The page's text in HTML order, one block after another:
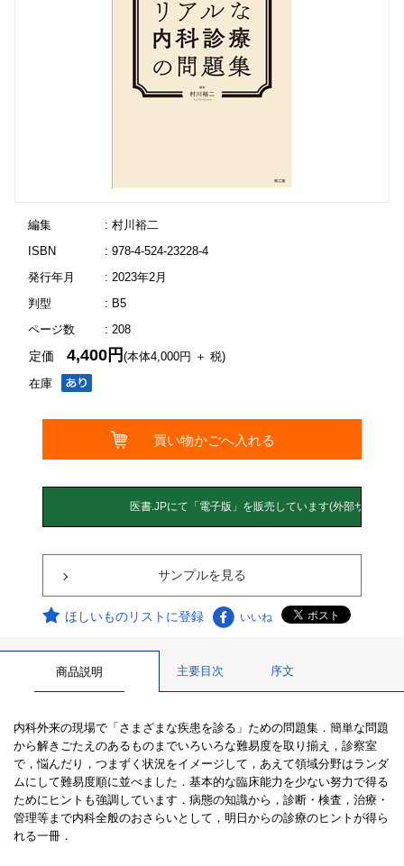
編集
: 村川裕二
ISBN
: 978-4-524-23228-4
発行年月
: 2023年2月
判型
: B5
ページ数
: 208
在庫
定価4,400円(本体4,000円 ＋ 税)
サンプルを見る
ほしいものリストに登録 いいね
商品説明 主要目次 序文
内科外来の現場で「さまざまな疾患を診る」ための問題集．簡単な問題
から解きごたえのあるものまでいろいろな難易度を取り揃え，診察室
で，悩んだり，つまずく状況をイメージして，あえて領域分野はランダ
ムにして難易度順に並べました．基本的な臨床能力を少ない努力で得る
ためにヒントも強調しています．病態の知識から，診断・検査，治療・
管理等まで内科全般のおさらいとして，明日からの診療のヒントが得ら
れる一冊．